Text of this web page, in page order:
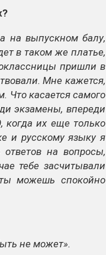
на выпускном балу,
в таком же платье,
пришли в
Мне кажется,
Что касается самого
экзамены, впереди
когда их еще только
и русскому языку я
на вопросы,
тебе засчитывали
можешь спокойно
не может».